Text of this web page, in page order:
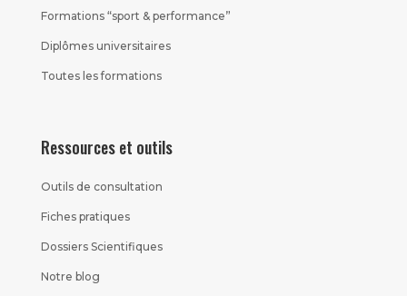
Formations “sport & performance”
Diplômes universitaires
Toutes les formations
Ressources et outils
Outils de consultation
Fiches pratiques
Dossiers Scientifiques
Notre blog